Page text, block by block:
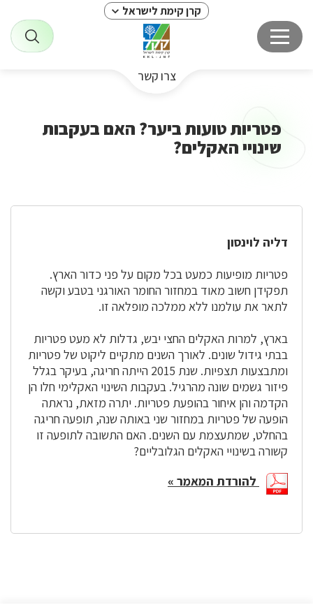
קרן קימת לישראל
צרו קשר
פטריות טועות ביער? האם בעקבות
שינויי האקלים?
דליה לוינסון
פטריות מופיעות כמעט בכל מקום על פני כדור הארץ.
תפקידן חשוב מאוד במחזור החומר האורגני בטבע וקשה
לתאר את עולמנו ללא ממלכה מופלאה זו.
בארץ, למרות האקלים החצי יבש, גדלות לא מעט פטריות
בבתי גידול שונים. לאורך השנים מתקיים ליקוט של פטריות
ומתבצעות תצפיות. שנת 2015 הייתה חריגה, בעיקר בגלל
פיזור גשמים שונה מהרגיל. בעקבות השינוי האקלימי חלו הן
הקדמה והן איחור בהופעת פטריות. יתרה מזאת, נראתה
הופעה של פטריות במחזור שני באותה שנה, תופעה חריגה
בהחלט, שמתעצמת עם השנים. האם התשובה לתופעה זו
קשורה בשינויי האקלים הגלובליים?
להורדת המאמר »